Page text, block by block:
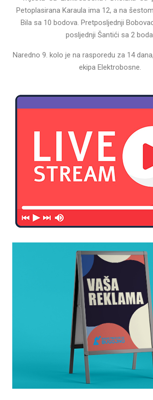
Petoplasirana Karaula ima 12, a na
Bila sa 10 bodova. Pretposljednji
posljednji Šantići sa 2 boda.
Naredno 9. kolo je na rasporedu za 14
ekipa Elektrobosne.